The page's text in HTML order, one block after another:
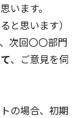
います。
思います）
次回〇〇部門
、ご意見を伺
の場合、初期